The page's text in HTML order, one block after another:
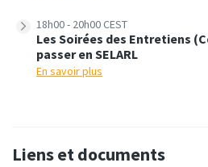
18h00 - 20h00 CEST
Les Soirées des Entretiens
passer en SELARL
En savoir plus
Liens et documents